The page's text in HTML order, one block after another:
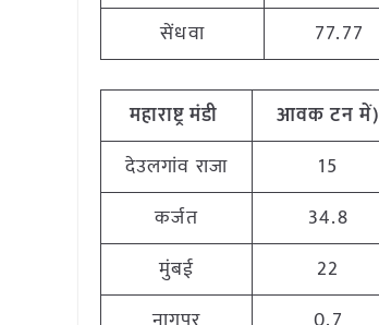
सेंधवा
77.77
महाराष्ट्र मंडी आवक टन में)
देउलगांव राजा
15
कर्जत
34.8
मुंबई
22